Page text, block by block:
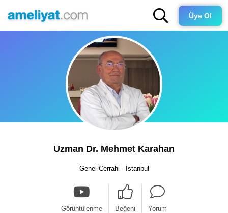
Üye Ol
Uzman Dr. Mehmet Karahan
Genel Cerrahi - İstanbul
Görüntülenme Beğeni Yorum